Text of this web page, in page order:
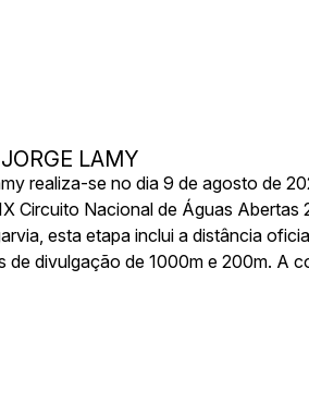
convivial e cerimónia de entrega
LAMY
realiza-se no dia 9 de agosto de
Circuito Nacional de Águas Abertas
esta etapa inclui a distância
divulgação de 1000m e 200m. A